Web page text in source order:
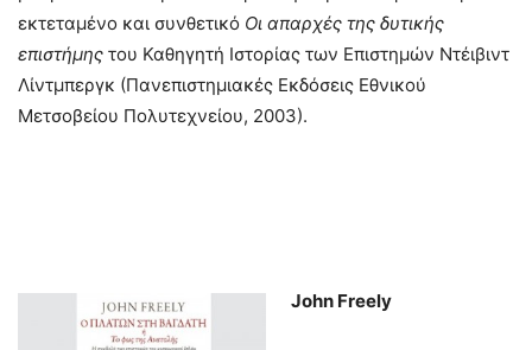
εκτεταμένο και συνθετικό Οι απαρχές της δυτικής
επιστήμης του Καθηγητή Ιστορίας των Επιστημών Ντέιβιντ
Λίντμπεργκ (Πανεπιστημιακές Εκδόσεις Εθνικού
Μετσοβείου Πολυτεχνείου, 2003).
John Freely